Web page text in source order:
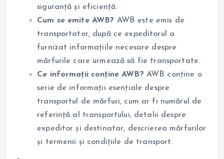
siguranță și eficiență.
Cum se emite AWB? AWB este emis de
transportator, după ce expeditorul a
furnizat informațiile necesare despre
mărfurile care urmează să fie transportate.
Ce informații conține AWB? AWB conține o
serie de informații esențiale despre
transportul de mărfuri, cum ar fi numărul de
referință al transportului, detalii despre
expeditor și destinatar, descrierea mărfurilor
și termenii și condițiile de transport.